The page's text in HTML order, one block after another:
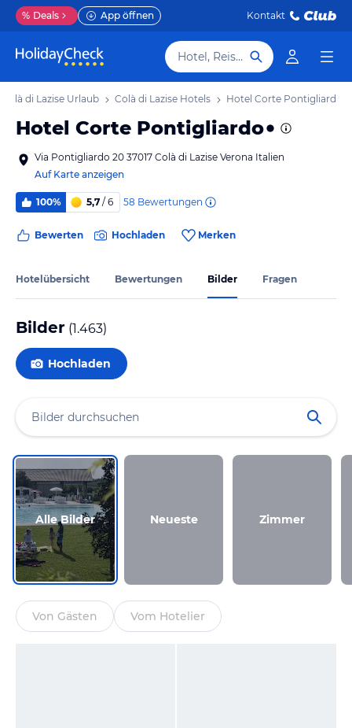
% Deals App öffnen Kontakt
Hotel, Reiseziel
Colà di Lazise Urlaub Colà di Lazise Hotels Hotel Corte Pontigliardo
Hotel Corte Pontigliardo
Via Pontigliardo 20 37017 Colà di Lazise Verona Italien
Auf Karte anzeigen
100% 5,7 / 6 58 Bewertungen
Bewerten Hochladen Merken
Hotelübersicht Bewertungen Bilder Fragen
Bilder (1.463)
Hochladen
Alle Bilder Neueste Zimmer
Von Gästen Vom Hotelier